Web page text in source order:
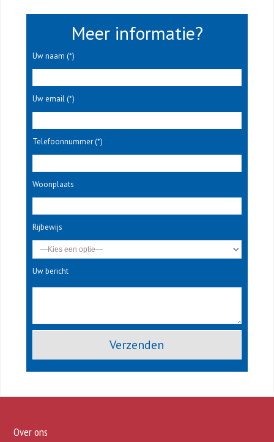
Meer informatie?
Uw naam (*)
Uw email (*)
Telefoonnummer (*)
Woonplaats
Rijbewijs
Uw bericht
Over ons